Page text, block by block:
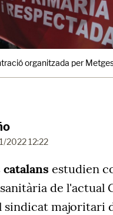
organitzada per
2022 12:22
estudien
de l'actual
sindicat majoritari